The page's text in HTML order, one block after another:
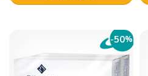
-50%